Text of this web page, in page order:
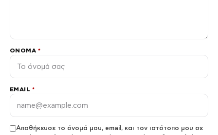
ΌΝΟΜΑ *
EMAIL *
Αποθήκευσε το όνομά μου, email, και τον ιστότοπο μου σε